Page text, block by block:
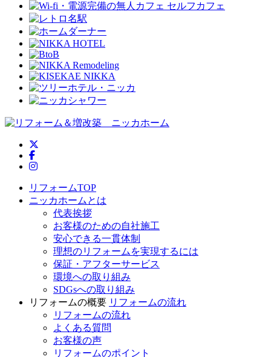
ニッカホーム公式Facebook
ニッカホーム公式Instagram
リフォームTOP
ニッカホームとは
代表挨拶
お客様のための自社施工
安心できる一貫体制
理想のリフォームを実現するには
保証・アフターサービス
環境への取り組み
SDGsへの取り組み
リフォームの概要 リフォームの流れ
リフォームの流れ
よくある質問
お客様の声
リフォームのポイント